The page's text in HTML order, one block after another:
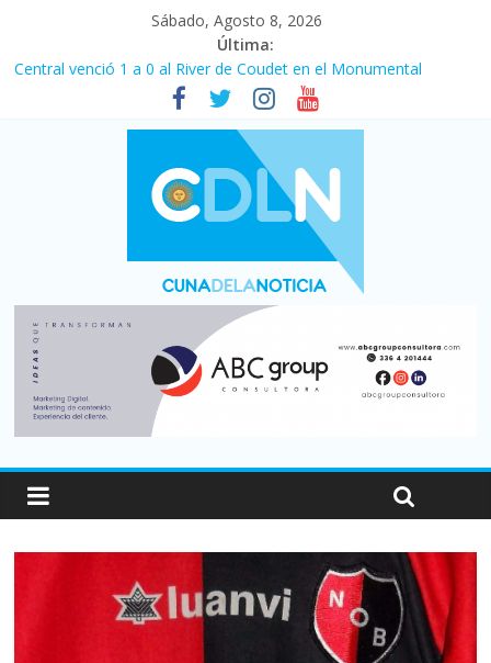
Sábado, Agosto 8, 2026
Última:
Fuerte caída de la venta de autos usados en julio: bajó un 12,6%
Central venció 1 a 0 al River de Coudet en el Monumental
La morosidad alcanzó su nivel más alto en dos décadas y ya
afecta a 400 mil deudores en Santa Fe
Desde que asumió Milei cerraron 41.000 kioscos: el sector
denuncia crisis como en 2001
Vacaciones de invierno con más movimiento y consumo
turístico: 4,6 millones de personas viajaron por el país, un 5,9%